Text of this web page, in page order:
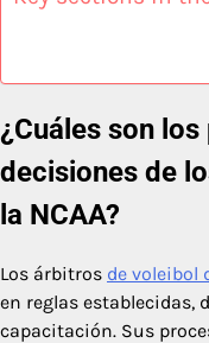
¿Cuáles son
decisiones de
la NCAA?
Los árbitros de voleibol
en reglas establecidas,
capacitación. Sus